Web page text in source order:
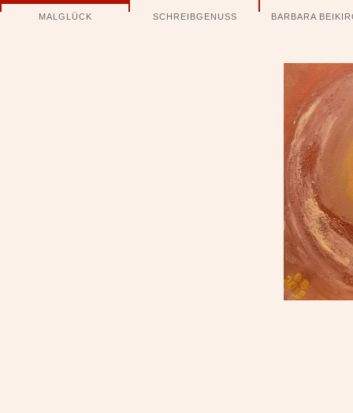
Navigation
überspringenMALGLÜCK SCHREIBGENUSS BARBARA